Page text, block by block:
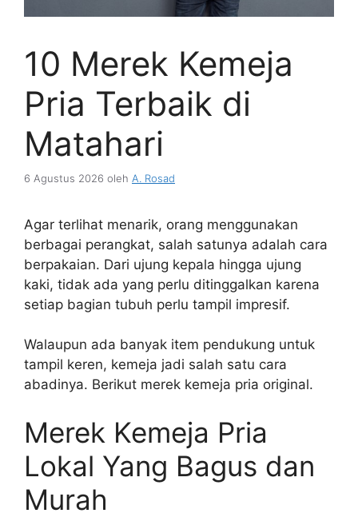
10 Merek Kemeja
Pria Terbaik di
Matahari
6 Agustus 2026 oleh A. Rosad
Agar terlihat menarik, orang menggunakan
berbagai perangkat, salah satunya adalah cara
berpakaian. Dari ujung kepala hingga ujung
kaki, tidak ada yang perlu ditinggalkan karena
setiap bagian tubuh perlu tampil impresif.
Walaupun ada banyak item pendukung untuk
tampil keren, kemeja jadi salah satu cara
abadinya. Berikut merek kemeja pria original.
Merek Kemeja Pria
Lokal Yang Bagus dan
Murah